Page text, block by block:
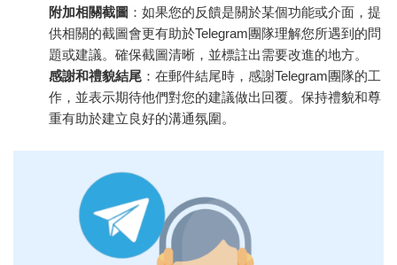
附加相關截圖 ：如果您的反饋是關於某個功能或介面，提
供相關的截圖會更有助於Telegram團隊理解您所遇到的問
題或建議。確保截圖清晰，並標註出需要改進的地方。
感謝和禮貌結尾 ：在郵件結尾時，感謝Telegram團隊的工
作，並表示期待他們對您的建議做出回覆。保持禮貌和尊
重有助於建立良好的溝通氛圍。